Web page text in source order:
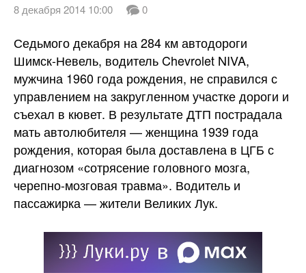
8 декабря 2014 10:00 0
Седьмого декабря на 284 км автодороги
Шимск-Невель, водитель Chevrolet NIVA,
мужчина 1960 года рождения, не справился с
управлением на закругленном участке дороги и
съехал в кювет. В результате ДТП пострадала
мать автолюбителя — женщина 1939 года
рождения, которая была доставлена в ЦГБ с
диагнозом «сотрясение головного мозга,
черепно-мозговая травма». Водитель и
пассажирка — жители Великих Лук.